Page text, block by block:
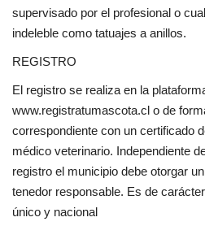
supervisado por el profesional o
indeleble como tatuajes a anillos.
REGISTRO
El registro se realiza en la
www.registratumascota.cl o de
correspondiente con un certificado
médico veterinario. Independiente
registro el municipio debe otorgar
tenedor responsable. Es de
único y nacional